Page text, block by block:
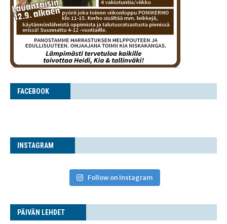
FACE­BOOK
INS­TA­GRAM
Follow on Instagram
PÄI­VÄN LEHDET